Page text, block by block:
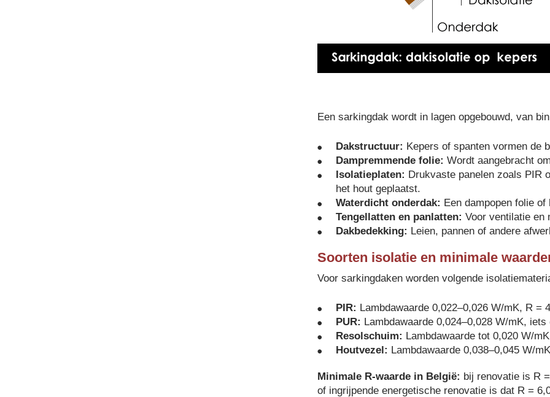
Een sarkingdak wordt in lagen opgebouwd, van
Dakstructuur: Kepers of spanten vormen de
Dampremmende folie: Wordt aangebracht
Isolatieplaten: Drukvaste panelen zoals PIR
het hout geplaatst.
Waterdicht onderdak: Een dampopen folie
Tengellatten en panlatten: Voor ventilatie en
Dakbedekking: Leien, pannen of andere
Soorten isolatie en minimale
Voor sarkingdaken worden volgende
PIR: Lambdawaarde 0,022–0,026 W/mK, R =
PUR: Lambdawaarde 0,024–0,028 W/mK, iets
Resolschuim: Lambdawaarde tot 0,020 W/
Houtvezel: Lambdawaarde 0,038–0,045 W/
Minimale R-waarde in België: bij renovatie is R
of ingrijpende energetische renovatie is dat R =